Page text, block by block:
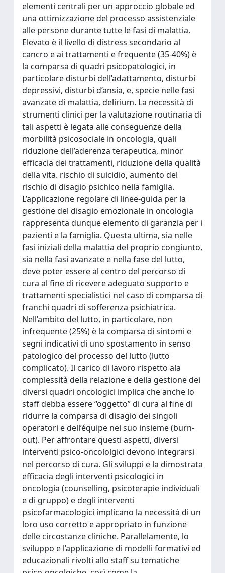
elementi centrali per un approccio globale ed
una ottimizzazione del processo assistenziale
alle persone durante tutte le fasi di malattia.
Elevato è il livello di distress secondario al
cancro e ai trattamenti e frequente (35-40%) è
la comparsa di quadri psicopatologici, in
particolare disturbi dell’adattamento, disturbi
depressivi, disturbi d’ansia, e, specie nelle fasi
avanzate di malattia, delirium. La necessità di
strumenti clinici per la valutazione routinaria di
tali aspetti è legata alle conseguenze della
morbilità psicosociale in oncologia, quali
riduzione dell’aderenza terapeutica, minor
efficacia dei trattamenti, riduzione della qualità
della vita. rischio di suicidio, aumento del
rischio di disagio psichico nella famiglia.
L’applicazione regolare di linee-guida per la
gestione del disagio emozionale in oncologia
rappresenta dunque elemento di garanzia per i
pazienti e la famiglia. Questa ultima, sia nelle
fasi iniziali della malattia del proprio congiunto,
sia nella fasi avanzate e nella fase del lutto,
deve poter essere al centro del percorso di
cura al fine di ricevere adeguato supporto e
trattamenti specialistici nel caso di comparsa di
franchi quadri di sofferenza psichiatrica.
Nell’ambito del lutto, in particolare, non
infrequente (25%) è la comparsa di sintomi e
segni indicativi di uno spostamento in senso
patologico del processo del lutto (lutto
complicato). Il carico di lavoro rispetto ala
complessità della relazione e della gestione dei
diversi quadri oncologici implica che anche lo
staff debba essere “oggetto” di cura al fine di
ridurre la comparsa di disagio dei singoli
operatori e dell’équipe nel suo insieme (burn-
out). Per affrontare questi aspetti, diversi
interventi psico-oncololgici devono integrarsi
nel percorso di cura. Gli sviluppi e la dimostrata
efficacia degli interventi psicologici in
oncologia (counselling, psicoterapie individuali
e di gruppo) e degli interventi
psicofarmacologici implicano la necessità di un
loro uso corretto e appropriato in funzione
delle circostanze cliniche. Parallelamente, lo
sviluppo e l’applicazione di modelli formativi ed
educazionali rivolti allo staff su tematiche